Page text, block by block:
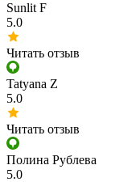
Sunlit F
5.0
Читать отзыв
Tatyana Z
5.0
Читать отзыв
Полина Рублева
5.0